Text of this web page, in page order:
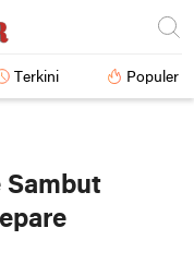
Terkini Populer
Sambut